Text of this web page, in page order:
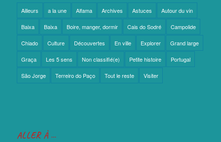
Ailleurs a la une Alfama Archives Astuces Autour du vin
Baixa Baixa Boire, manger, dormir Cais do Sodré Campolide
Chiado Culture Découvertes En ville Explorer Grand large
Graça Les 5 sens Non classifié(e) Petite histoire Portugal
São Jorge Terreiro do Paço Tout le reste Visiter
ALLER À …